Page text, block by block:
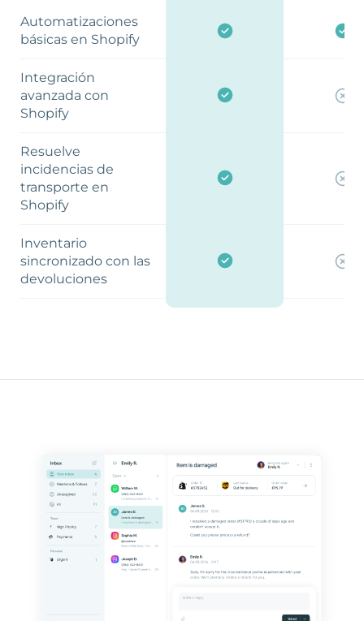
Automatizaciones
básicas en Shopify
Integración
avanzada con
Shopify
Resuelve
incidencias de
transporte en
Shopify
Inventario
sincronizado con las
devoluciones